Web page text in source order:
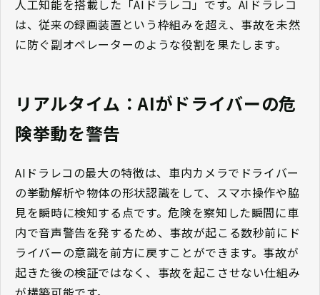
人工知能を搭載した「AIドラレコ」です。AIドラレコ
は、従来の録画装置という枠組みを超え、事故を未然
に防ぐ副オペレーターのような役割を果たします。
リアルタイム：AIがドライバーの危
険挙動を警告
AIドラレコの最大の特徴は、車内カメラでドライバー
の挙動解析や物体の形状認識をして、スマホ操作や脇
見を瞬時に検知する点です。危険を察知した瞬間に車
内で音声警告を発するため、事故が起こる数秒前にド
ライバーの意識を前方に戻すことができます。事故が
起きた後の検証ではなく、事故を起こさせない仕組み